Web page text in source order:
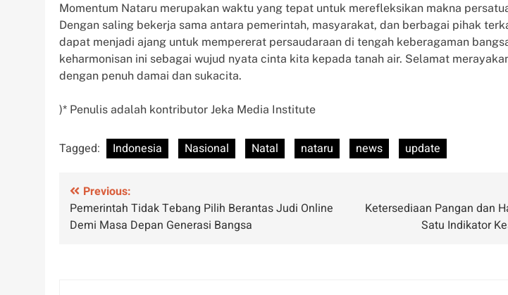
Momentum Nataru merupakan waktu yang tepat untuk merefleksikan makna
Dengan saling bekerja sama antara pemerintah, masyarakat, dan berbagai pihak
dapat menjadi ajang untuk mempererat persaudaraan di tengah keberagaman
keharmonisan ini sebagai wujud nyata cinta kita kepada tanah air. Selamat
dengan penuh damai dan sukacita.
)* Penulis adalah kontributor Jeka Media Institute
Tagged: Indonesia Nasional Natal nataru news update
Post
navigation
Previous:
Pemerintah Tidak Tebang Pilih Berantas Judi Online
Demi Masa Depan Generasi Bangsa
Ketersediaan Pangan dan
Satu Indikator